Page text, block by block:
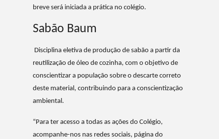
breve será iniciada a prática no colégio.
Sabão Baum
Disciplina eletiva de produção de sabão a partir da
reutilização de óleo de cozinha, com o objetivo de
conscientizar a população sobre o descarte correto
deste material, contribuindo para a conscientização
ambiental.
“Para ter acesso a todas as ações do Colégio,
acompanhe-nos nas redes sociais, página do